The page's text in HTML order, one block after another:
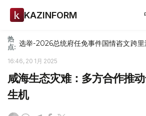
KAZINFORM
热
点: 选举-2026总统府任免事件国情咨文跨
16:46, 20 1月 2025
咸海生态灾难：多方合作推
生机